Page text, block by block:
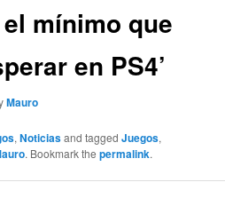
mínimo que
en PS4’
Mauro
,Noticiasand taggedJuegos,
. Bookmark thepermalink.